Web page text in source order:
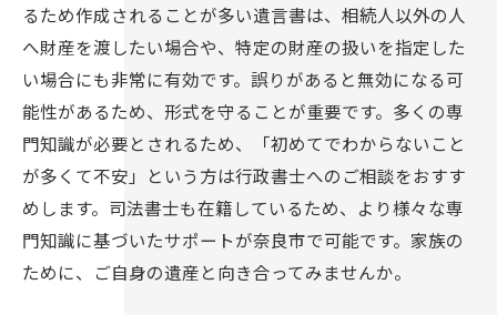
るため作成されることが多い遺言書は、相続人以外の人
へ財産を渡したい場合や、特定の財産の扱いを指定した
い場合にも非常に有効です。誤りがあると無効になる可
能性があるため、形式を守ることが重要です。多くの専
門知識が必要とされるため、「初めてでわからないこと
が多くて不安」という方は行政書士へのご相談をおすす
めします。司法書士も在籍しているため、より様々な専
門知識に基づいたサポートが奈良市で可能です。家族の
ために、ご自身の遺産と向き合ってみませんか。